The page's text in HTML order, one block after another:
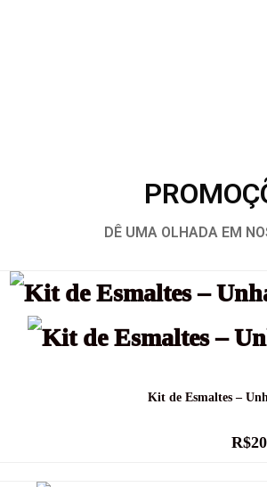
DÊ UMA OLHADA EM
Kit de Esmaltes –
R$